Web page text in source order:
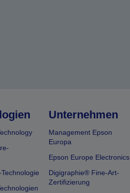
Unternehmen
Management Epson
Europa
Epson Europe Electronics
Digigraphie® Fine-Art-
Zertifizierung